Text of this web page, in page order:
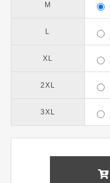
M
L
XL
2XL
3XL